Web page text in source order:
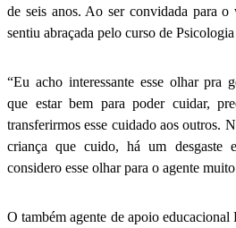
de seis anos. Ao ser convidada para
sentiu abraçada pelo curso de
“Eu acho interessante esse olhar pra
que estar bem para poder cuidar,
transferirmos esse cuidado aos outros.
criança que cuido, há um desgaste
considero esse olhar para o agente
O também agente de apoio